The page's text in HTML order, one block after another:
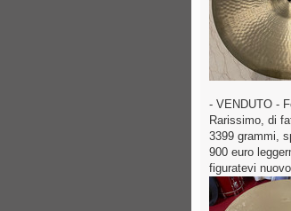
- VENDUTO -
Rarissimo, di
3399 grammi,
900 euro
figuratevi